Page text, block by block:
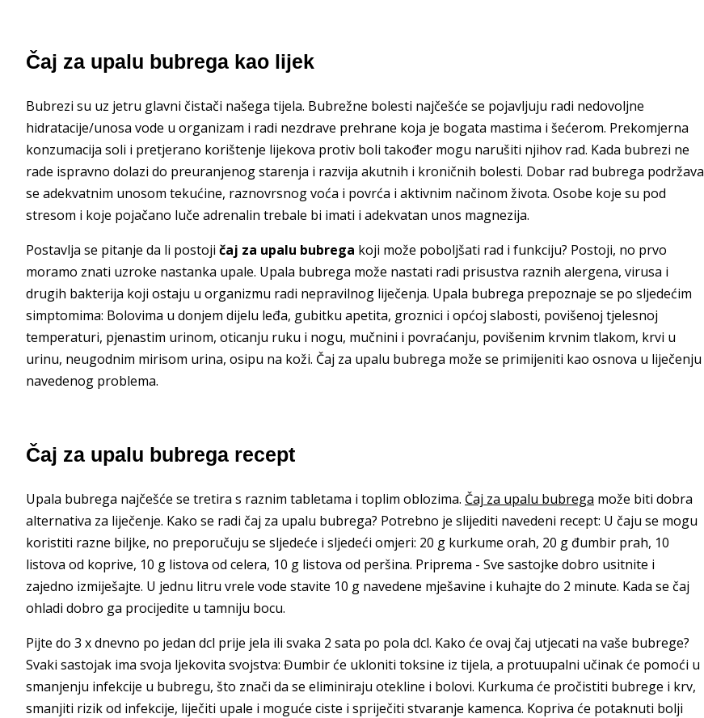
Čaj za upalu bubrega kao lijek
Bubrezi su uz jetru glavni čistači našega tijela. Bubrežne bolesti najčešće se pojavljuju radi nedovoljne
hidratacije/unosa vode u organizam i radi nezdrave prehrane koja je bogata mastima i šećerom. Prekomjerna
konzumacija soli i pretjerano korištenje lijekova protiv boli također mogu narušiti njihov rad. Kada bubrezi ne
rade ispravno dolazi do preuranjenog starenja i razvija akutnih i kroničnih bolesti. Dobar rad bubrega podržava
se adekvatnim unosom tekućine, raznovrsnog voća i povrća i aktivnim načinom života. Osobe koje su pod
stresom i koje pojačano luče adrenalin trebale bi imati i adekvatan unos magnezija.
Postavlja se pitanje da li postoji čaj za upalu bubrega koji može poboljšati rad i funkciju? Postoji, no prvo
moramo znati uzroke nastanka upale. Upala bubrega može nastati radi prisustva raznih alergena, virusa i
drugih bakterija koji ostaju u organizmu radi nepravilnog liječenja. Upala bubrega prepoznaje se po sljedećim
simptomima: Bolovima u donjem dijelu leđa, gubitku apetita, groznici i općoj slabosti, povišenoj tjelesnoj
temperaturi, pjenastim urinom, oticanju ruku i nogu, mučnini i povraćanju, povišenim krvnim tlakom, krvi u
urinu, neugodnim mirisom urina, osipu na koži. Čaj za upalu bubrega može se primijeniti kao osnova u liječenju
navedenog problema.
Čaj za upalu bubrega recept
Upala bubrega najčešće se tretira s raznim tabletama i toplim oblozima. Čaj za upalu bubrega može biti dobra
alternativa za liječenje. Kako se radi čaj za upalu bubrega? Potrebno je slijediti navedeni recept: U čaju se mogu
koristiti razne biljke, no preporučuju se sljedeće i sljedeći omjeri: 20 g kurkume orah, 20 g đumbir prah, 10
listova od koprive, 10 g listova od celera, 10 g listova od peršina. Priprema - Sve sastojke dobro usitnite i
zajedno izmiješajte. U jednu litru vrele vode stavite 10 g navedene mješavine i kuhajte do 2 minute. Kada se čaj
ohladi dobro ga procijedite u tamniju bocu.
Pijte do 3 x dnevno po jedan dcl prije jela ili svaka 2 sata po pola dcl. Kako će ovaj čaj utjecati na vaše bubrege?
Svaki sastojak ima svoja ljekovita svojstva: Đumbir će ukloniti toksine iz tijela, a protuupalni učinak će pomoći u
smanjenju infekcije u bubregu, što znači da se eliminiraju otekline i bolovi. Kurkuma će pročistiti bubrege i krv,
smanjiti rizik od infekcije, liječiti upale i moguće ciste i spriječiti stvaranje kamenca. Kopriva će potaknuti bolji